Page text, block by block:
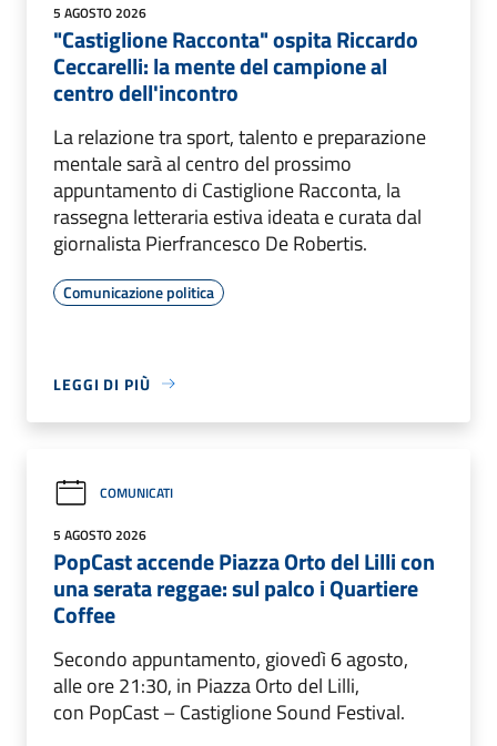
5 AGOSTO 2026
"Castiglione Racconta" ospita Riccardo
Ceccarelli: la mente del campione al
centro dell'incontro
La relazione tra sport, talento e preparazione
mentale sarà al centro del prossimo
appuntamento di Castiglione Racconta, la
rassegna letteraria estiva ideata e curata dal
giornalista Pierfrancesco De Robertis.
Comunicazione politica
LEGGI DI PIÙ
COMUNICATI
5 AGOSTO 2026
PopCast accende Piazza Orto del Lilli con
una serata reggae: sul palco i Quartiere
Coffee
Secondo appuntamento, giovedì 6 agosto,
alle ore 21:30, in Piazza Orto del Lilli,
con PopCast – Castiglione Sound Festival.